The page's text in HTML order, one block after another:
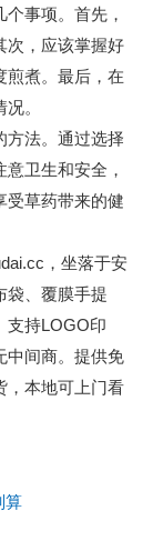
事项。首先，
次，应该掌握好
煎煮。最后，在
。
方法。通过选择
卫生和安全，
受草药带来的健
，坐落于安
袋、覆膜手提
支持LOGO印
中间商。提供免
，本地可上门看
算